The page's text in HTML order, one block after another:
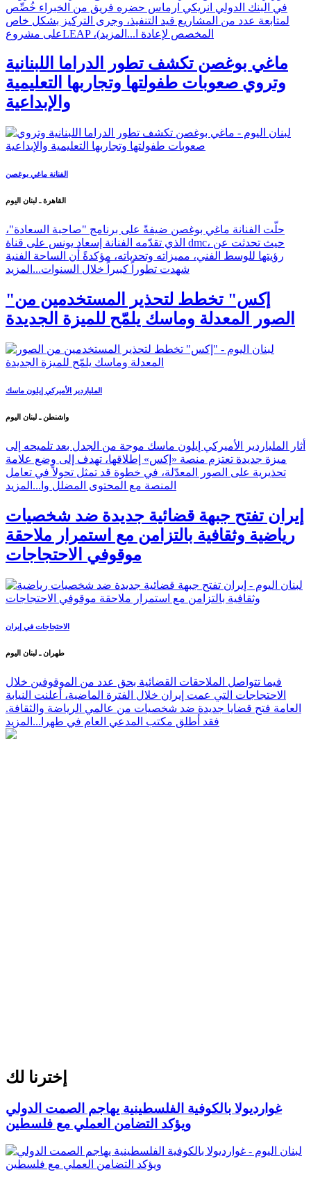
في البنك الدولي انريكي ارماس حضره فريق من الخبراء خُصِّص
لمتابعة عدد من المشاريع قيد التنفيذ، وجرى التركيز بشكل خاص
على مشروعLEAP ،(المخصص لإعادة ا... المزيد
ماغي بوغصن تكشف تطور الدراما اللبنانية
وتروي صعوبات طفولتها وتجاربها التعليمية
والإبداعية
الفنانة ماغي بوغصن
القاهرة ـ لبنان اليوم
حلّت الفنانة ماغي بوغصن ضيفةً على برنامج "صاحبة السعادة"،
الذي تقدّمه الفنانة إسعاد يونس على قناة dmc، حيث تحدثت عن
رؤيتها للوسط الفني، مميزاته وتحدياته، مؤكدةً أن الساحة الفنية
شهدت تطوراً كبيراً خلال السنوات... المزيد
"إكس" تخطط لتحذير المستخدمين من
الصور المعدلة وماسك يلمّح للميزة الجديدة
الملياردير الأميركي إيلون ماسك
واشنطن ـ لبنان اليوم
أثار الملياردير الأميركي إيلون ماسك موجة من الجدل بعد تلميحه إلى
ميزة جديدة تعتزم منصة «إكس» إطلاقها، تهدف إلى وضع علامة
تحذيرية على الصور المعدّلة، في خطوة قد تمثل تحولاً في تعامل
المنصة مع المحتوى المضلل وا... المزيد
إيران تفتح جبهة قضائية جديدة ضد شخصيات
رياضية وثقافية بالتزامن مع استمرار ملاحقة
موقوفي الاحتجاجات
الاحتجاجات في إيران
طهران ـ لبنان اليوم
فيما تتواصل الملاحقات القضائية بحق عدد من الموقوفين خلال
الاحتجاجات التي عمت إيران خلال الفترة الماضية، أعلنت النيابة
العامة فتح قضايا جديدة ضد شخصيات من عالمي الرياضة والثقافة.
فقد أطلق مكتب المدعي العام في طهرا... المزيد
إخترنا لك
غوارديولا بالكوفية الفلسطينية يهاجم الصمت الدولي
ويؤكد التضامن العملي مع فلسطين